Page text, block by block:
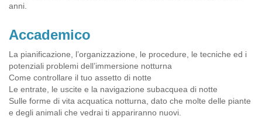
anni.
Accademico
La pianificazione, l’organizzazione, le procedure, le tecniche ed i
potenziali problemi dell’immersione notturna
Come controllare il tuo assetto di notte
Le entrate, le uscite e la navigazione subacquea di notte
Sulle forme di vita acquatica notturna, dato che molte delle piante
e degli animali che vedrai ti appariranno nuovi.